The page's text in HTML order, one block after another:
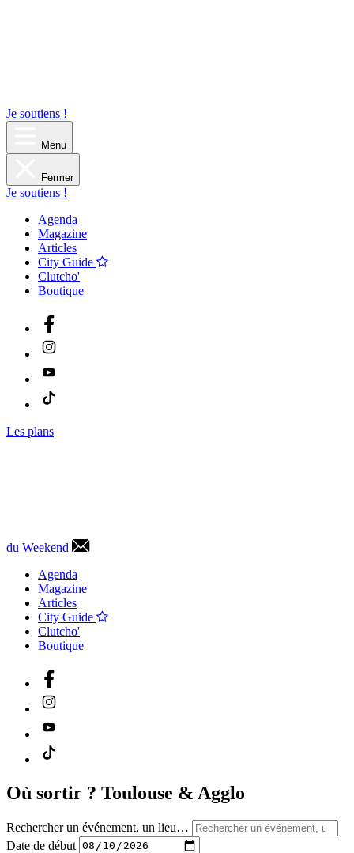
Je soutiens !
Menu
Fermer
Je soutiens !
Agenda
Magazine
Articles
City Guide
Clutcho'
Boutique
Les plans
du Weekend
Agenda
Magazine
Articles
City Guide
Clutcho'
Boutique
Où sortir ? Toulouse & Agglo
Rechercher un événement, un lieu…
Date de début